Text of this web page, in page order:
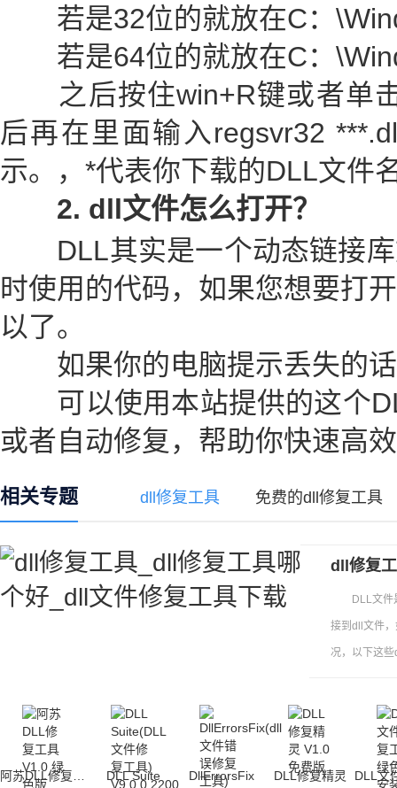
若是32位的就放在C：
若是64位的就放在C：
之后按住win+R键或者单击
后再在里面输入regsvr32
示。，*代表你下载的DLL文件
2. dll文件怎么打开？
DLL其实是一个动态链接库
时使用的代码，如果您想要打
以了。
如果你的电脑提示丢失的
可以使用本站提供的这个
或者自动修复，帮助你快速高
相关专题 dll修复工具 免费的dll修复工具
dll修复
DLL文件是
接到dll文件
况，以下这
DLL Suite DllErrorsFix DLL修复精灵